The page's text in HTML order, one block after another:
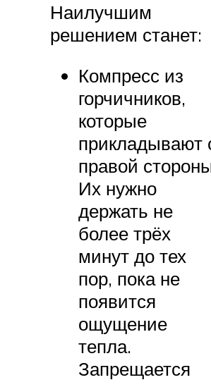
Наилучшим
решением станет:
Компресс из
горчичников,
которые
прикладывают
правой
Их нужно
держать не
более трёх
минут до тех
пор, пока не
появится
ощущение
тепла.
Запрещается